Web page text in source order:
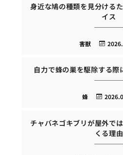
身近な鳩の種類を見分ける
イス
害獣
自力で蜂の巣を駆除する際
蜂
チャバネゴキブリが屋外で
くる理由